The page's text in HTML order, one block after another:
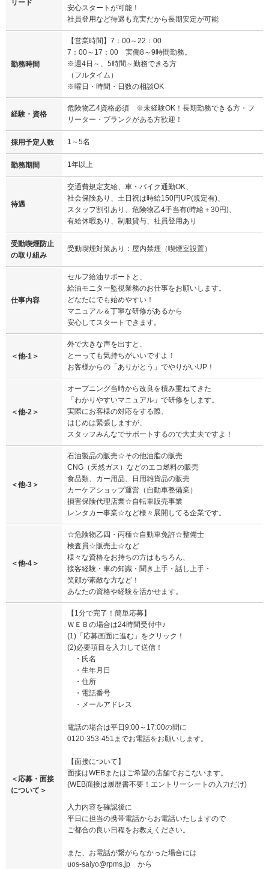
リード
安心スタートが可能！
社員登用など待遇も充実だから長期安定が可能
勤務時間
【営業時間】7：00～22：00
7：00～17：00 実働8～9時間勤務。
※週4日～、5時間～勤務できる方
（フルタイム）
※曜日・時間・日数の相談OK
経験・資格
危険物乙4資格必須 ※未経験OK！長期勤務できる方・フ
リーター・ブランクがある方歓迎！
採用予定人数 1～5名
勤務期間 1年以上
待遇
交通費規定支給、車・バイク通勤OK、
社会保険あり、土日祝は時給150円UP(規定有)、
スタッフ割引あり、危険物乙4手当有(時給＋30円)、
有給休暇あり、制服貸与、社員登用あり
受動喫煙防止
の取り組み
受動喫煙対策あり：屋内禁煙（喫煙室設置）
仕事内容
セルフ給油サポートと、
給油モニター監視業務のお仕事をお願いします。
どなたにでも始めやすい！
マニュアル＆丁寧な研修があるから
安心してスタートできます。
＜他-1＞
外で大きな声を出すと、
とーっても気持ちがいいですよ！
お客様からの「ありがとう」でやりがいUP！
＜他-2＞
オープニング当時から改良を積み重ねてきた
「わかりやすいマニュアル」で研修をします。
実際にお客様の対応をする際、
はじめは緊張しますが、
スタッフみんなでサポートするので大丈夫ですよ！
＜他-3＞
石油製品の販売☆その他油脂の販売
CNG（天然ガス）などのエコ燃料の販売
食品類、カー用品、日用雑貨品の販売
カーケアショップ運営（自動車整備業）
損害保険代理店業☆自転車販売事業
レンタカー事業☆など様々展開してる企業です。
＜他-4＞
☆危険物乙四・丙種☆自動車免許☆整備士
検査員☆販売士☆など
様々な資格をお持ちの方はもちろん、
接客経験・車の知識・聞き上手・話し上手・
笑顔が素敵な方など！
あなたの資格や経験を活かせます。
＜応募・面接
について＞
【1分で完了！簡単応募】
ＷＥＢの場合は24時間受付中♪
(1)「応募画面に進む」をクリック！
(2)必要項目を入力して送信！
・氏名
・生年月日
・住所
・電話番号
・メールアドレス
電話の場合は平日9:00～17:00の間に
0120-353-451までお電話をお願いします。
【面接について】
面接はWEBまたはご希望の店舗でおこないます。
(WEB面接は履歴書不要！エントリーシートの入力だけ)
入力内容を確認後に
平日に担当の携帯電話からお電話いたしますので
ご都合の良い日程をお教えください。
また、お電話が繋がらなかった場合には
uos-saiyo@rpms.jp から